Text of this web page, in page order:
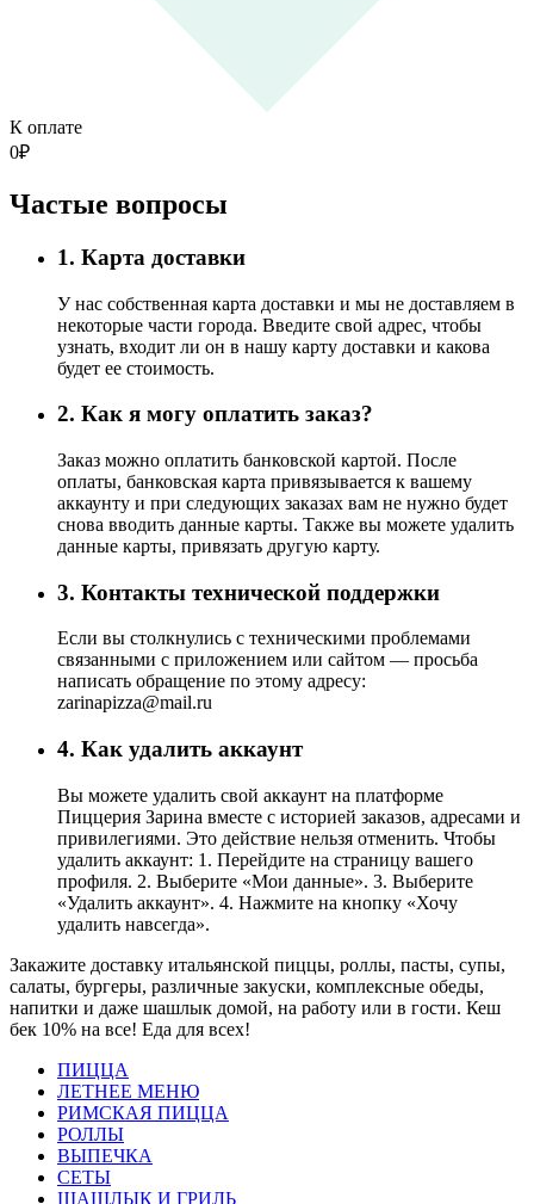
К оплате
0₽
Частые вопросы
1. Карта доставки
У нас собственная карта доставки и мы не доставляем в
некоторые части города. Введите свой адрес, чтобы
узнать, входит ли он в нашу карту доставки и какова
будет ее стоимость.
2. Как я могу оплатить заказ?
Заказ можно оплатить банковской картой. После
оплаты, банковская карта привязывается к вашему
аккаунту и при следующих заказах вам не нужно будет
снова вводить данные карты. Также вы можете удалить
данные карты, привязать другую карту.
3. Контакты технической поддержки
Если вы столкнулись с техническими проблемами
связанными с приложением или сайтом — просьба
написать обращение по этому адресу:
zarinapizza@mail.ru
4. Как удалить аккаунт
Вы можете удалить свой аккаунт на платформе
Пиццерия Зарина вместе с историей заказов, адресами и
привилегиями. Это действие нельзя отменить. Чтобы
удалить аккаунт: 1. Перейдите на страницу вашего
профиля. 2. Выберите «Мои данные». 3. Выберите
«Удалить аккаунт». 4. Нажмите на кнопку «Хочу
удалить навсегда».
Закажите доставку итальянской пиццы, роллы, пасты, супы,
салаты, бургеры, различные закуски, комплексные обеды,
напитки и даже шашлык домой, на работу или в гости. Кеш
бек 10% на все! Еда для всех!
ПИЦЦА
ЛЕТНЕЕ МЕНЮ
РИМСКАЯ ПИЦЦА
РОЛЛЫ
ВЫПЕЧКА
СЕТЫ
ШАШЛЫК И ГРИЛЬ